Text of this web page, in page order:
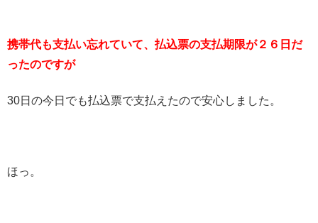
携帯代も支払い忘れていて、払込票の支払期限が２６日だ
ったのですが
30日の今日でも払込票で支払えたので安心しました。
ほっ。